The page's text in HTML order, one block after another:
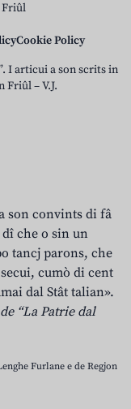
Friûl
Cookie Policy
I articui a son scrits in
Friûl – V.J.
son convints di fâ
che o sin un
tancj parons, che
cumò di cent
dal Stât talian».
“La Patrie dal
Furlane e de Regjon